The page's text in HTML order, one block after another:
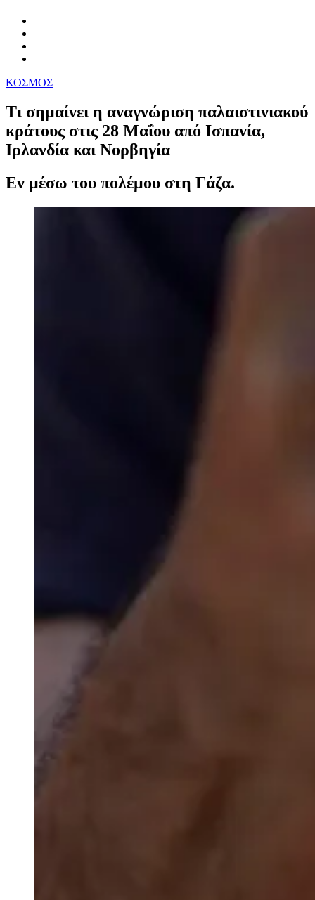
ΚΟΣΜΟΣ
Τι σημαίνει η αναγνώριση παλαιστινιακού
κράτους στις 28 Μαΐου από Ισπανία,
Ιρλανδία και Νορβηγία
Εν μέσω του πολέμου στη Γάζα.